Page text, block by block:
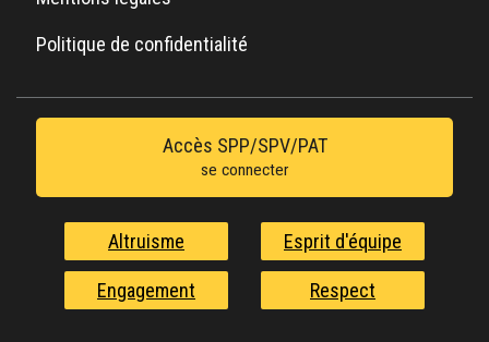
Politique de confidentialité
Accès SPP/SPV/PAT
se connecter
Altruisme Esprit d'équipe
Engagement Respect